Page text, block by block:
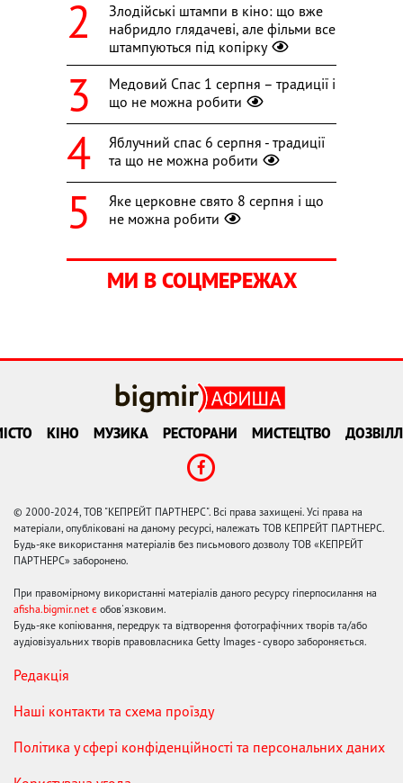
Злодійські штампи в кіно: що вже
набридло глядачеві, але фільми все
штампуються під копірку
Медовий Спас 1 серпня – традиції і
що не можна робити
Яблучний спас 6 серпня - традиції
та що не можна робити
Яке церковне свято 8 серпня і що
не можна робити
МИ В СОЦМЕРЕЖАХ
КІНО МУЗИКА РЕСТОРАНИ МИСТЕЦТВО
© 2000-2024, ТОВ "КЕПРЕЙТ ПАРТНЕРС". Всі права захищені. Усі права на
матеріали, опубліковані на даному ресурсі, належать ТОВ КЕПРЕЙТ ПАРТНЕРС.
Будь-яке використання матеріалів без письмового дозволу ТОВ «КЕПРЕЙТ
ПАРТНЕРС» заборонено.
При правомірному використанні матеріалів даного ресурсу гіперпосилання на
afisha.bigmir.net є обов'язковим.
Будь-яке копіювання, передрук та відтворення фотографічних творів та/або
аудіовізуальних творів правовласника Getty Images - суворо забороняється.
Редакція
Наші контакти та схема проїзду
Політика у сфері конфіденційності та персональних даних